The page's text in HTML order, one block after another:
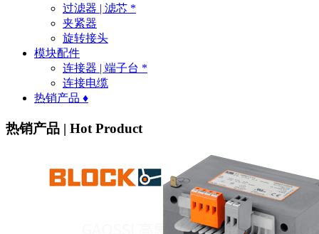
过滤器 | 滤芯 *
夹紧器
旋转接头
模块配件
连接器 | 端子台 *
连接电缆
热销产品 ♦
热销产品 | Hot Product